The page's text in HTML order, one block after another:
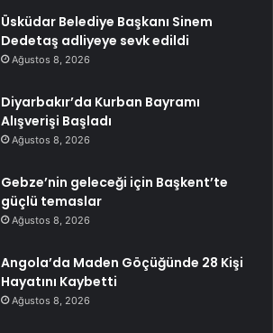
Üsküdar Belediye Başkanı Sinem
Dedetaş adliyeye sevk edildi
Ağustos 8, 2026
Diyarbakır’da Kurban Bayramı
Alışverişi Başladı
Ağustos 8, 2026
Gebze’nin geleceği için Başkent’te
güçlü temaslar
Ağustos 8, 2026
Angola’da Maden Göçüğünde 28 Kişi
Hayatını Kaybetti
Ağustos 8, 2026